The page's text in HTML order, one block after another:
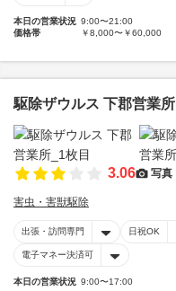
本日の営業状況 9:00〜21:00
価格帯
￥8,000〜￥60,000
駆除ザウルス 下郡営業所
3.06 写真
害虫・害獣駆除
出張・訪問専門 日祝OK
電子マネー決済可
本日の営業状況 9:00〜17:00